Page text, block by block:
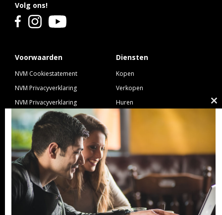
Voorwaarden
NVM Cookiestatement
NVM Privacyverklaring
NVM Privacyverklaring
Nieuwbouw
NVM Voorwaarden Consument
NVM Voorwaarden
Professionele Opdrachtgevers
Diensten
Kopen
Verkopen
Huren
Hypotheek
Verzekeren
Links
Volg ons!